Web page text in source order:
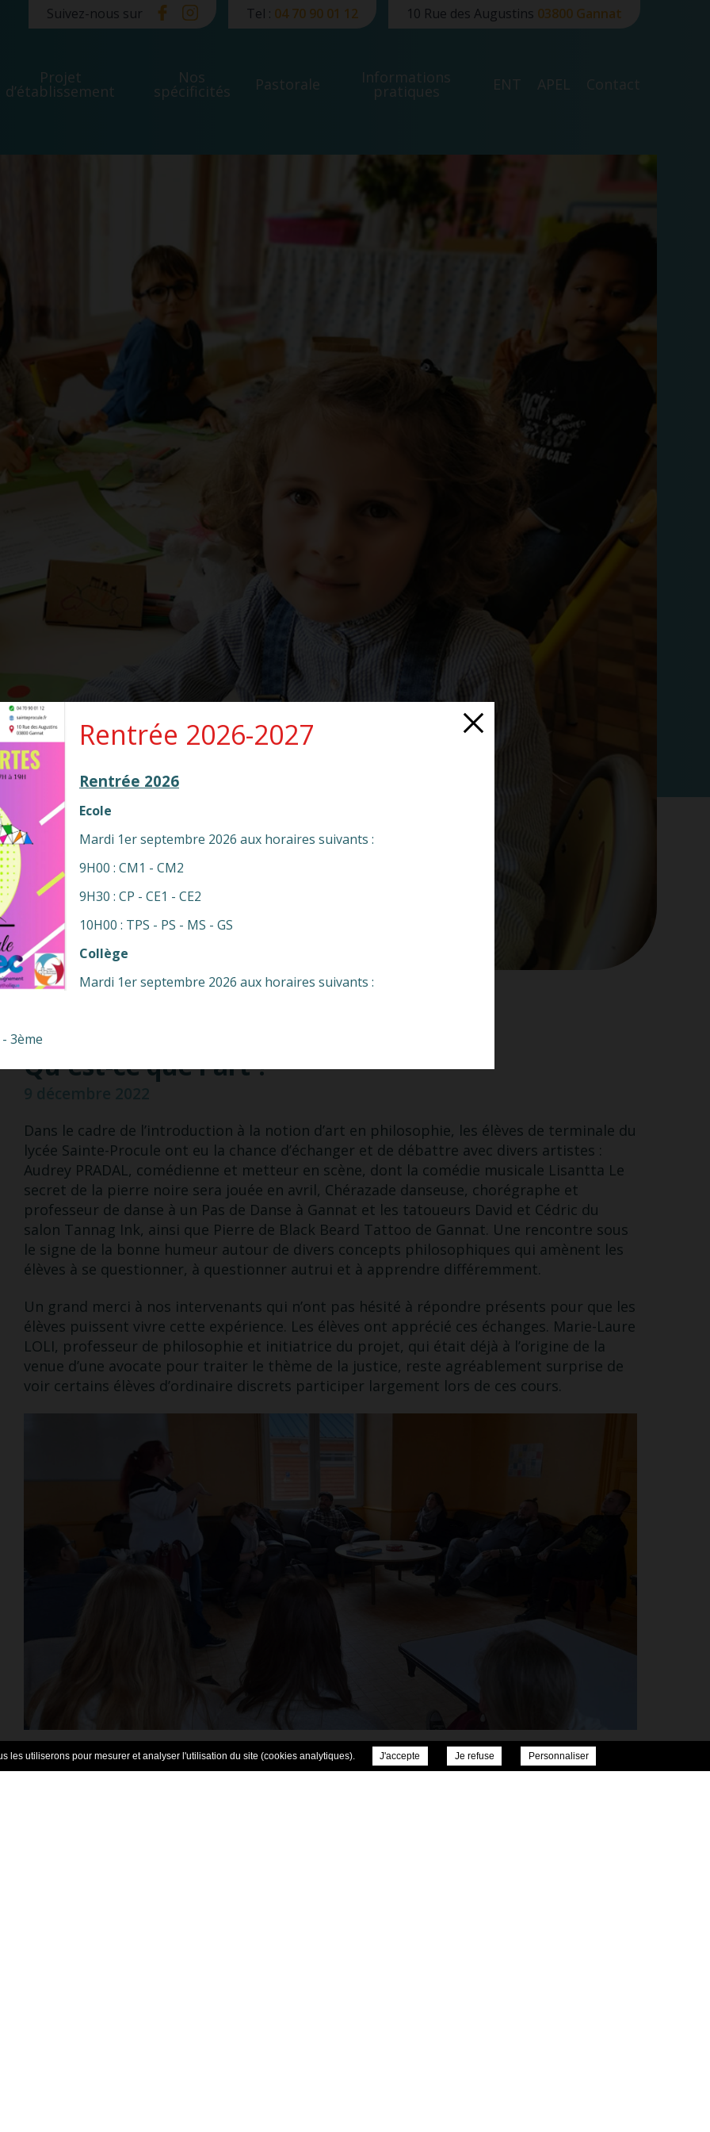
Suivez-nous sur Tel : 04 70 90 01 12 10 Rue des Augustins 03800 Gannat
Projet
d’établissement
Nos
spécificités Pastorale Informations
pratiques ENT APEL Contact
Qu'est-ce que l'art ?
Dans le cadre de l’introduction à la notion d’art en philosophie, les élèves de terminale du
lycée Sainte-Procule ont eu la chance d’échanger et de débattre avec divers artistes :
Audrey PRADAL, comédienne et metteur en scène, dont la comédie musicale Lisantta Le
secret de la pierre noire sera jouée en avril, Chérazade danseuse, chorégraphe et
professeur de danse à un Pas de Danse à Gannat et les tatoueurs David et Cédric du
salon Tannag Ink, ainsi que Pierre de Black Beard Tattoo de Gannat. Une rencontre sous
le signe de la bonne humeur autour de divers concepts philosophiques qui amènent les
élèves à se questionner, à questionner autrui et à apprendre différemment.
Un grand merci à nos intervenants qui n’ont pas hésité à répondre présents pour que les
élèves puissent vivre cette expérience. Les élèves ont apprécié ces échanges. Marie-Laure
LOLI, professeur de philosophie et initiatrice du projet, qui était déjà à l’origine de la
venue d’une avocate pour traiter le thème de la justice, reste agréablement surprise de
voir certains élèves d’ordinaire discrets participer largement lors de ces cours.
Rentrée 2026-2027
Rentrée 2026
Ecole
Mardi 1er septembre 2026 aux horaires suivants :
9H00 : CM1 - CM2
9H30 : CP - CE1 - CE2
10H00 : TPS - PS - MS - GS
Collège
Mardi 1er septembre 2026 aux horaires suivants :
3ème
les utiliserons pour mesurer et analyser l'utilisation du site (cookies analytiques). J'accepte Je refuse Personnaliser